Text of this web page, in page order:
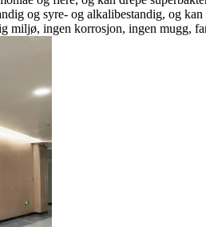
og syre- og alkalibestandig, og
miljø, ingen korrosjon, ingen mugg,